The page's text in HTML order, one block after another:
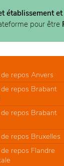
établissement
pour être
repos Anvers
repos Brabant
repos Brabant
repos Bruxelles
repos Flandre